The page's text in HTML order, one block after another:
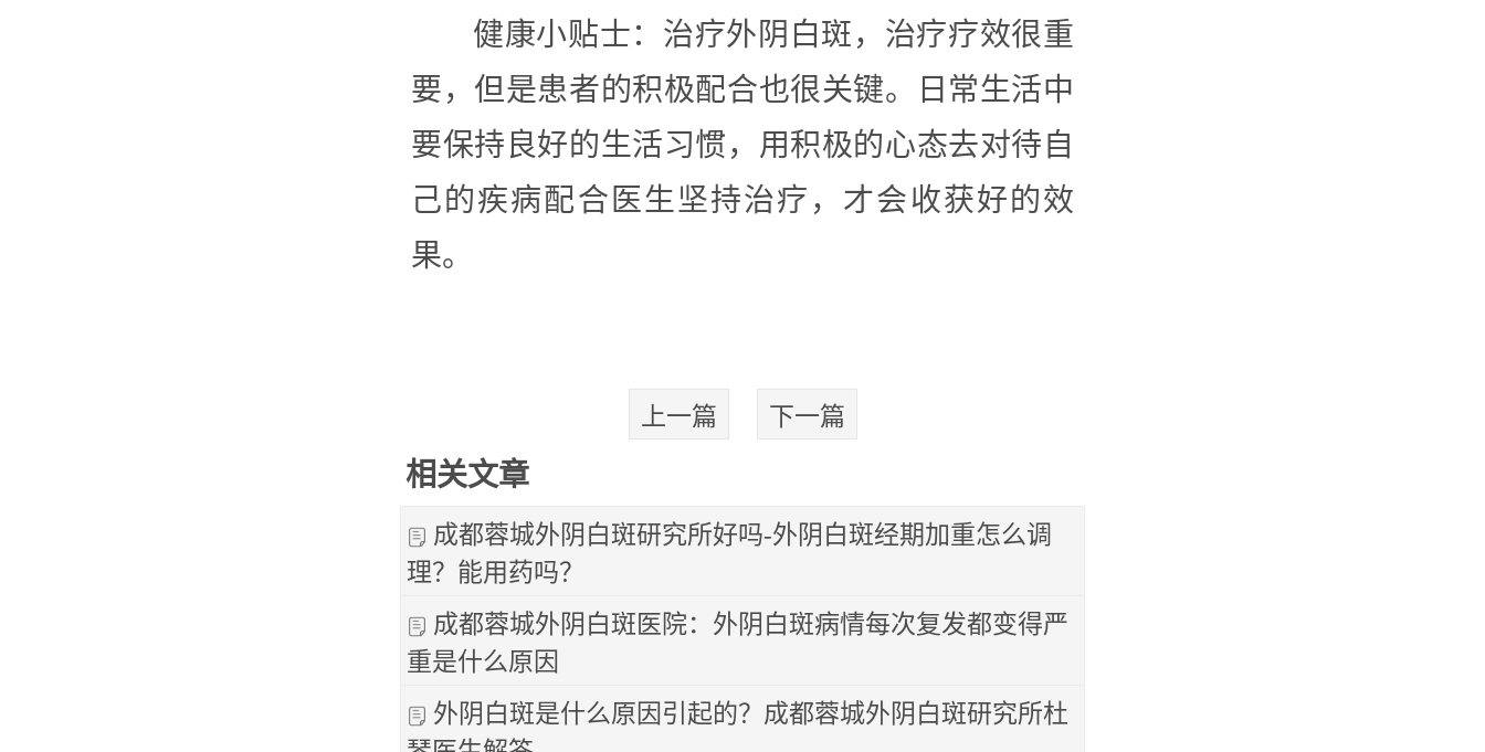
健康小贴士：治疗外阴白斑，治疗疗效很重
要，但是患者的积极配合也很关键。日常生活中
要保持良好的生活习惯，用积极的心态去对待自
己的疾病配合医生坚持治疗，才会收获好的效
果。
上一篇 下一篇
相关文章
成都蓉城外阴白斑研究所好吗-外阴白斑经期加重怎么调
理？能用药吗？
成都蓉城外阴白斑医院：外阴白斑病情每次复发都变得严
重是什么原因
外阴白斑是什么原因引起的？成都蓉城外阴白斑研究所杜